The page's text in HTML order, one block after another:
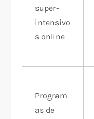
super-
intensivo
s online
Program
as de